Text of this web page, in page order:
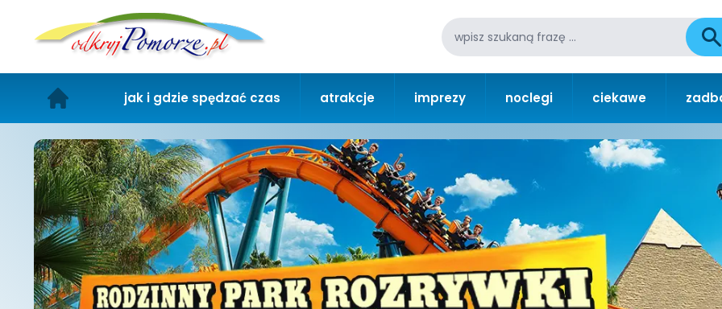
jak i gdzie spędzać czas atrakcje imprezy noclegi ciekawe